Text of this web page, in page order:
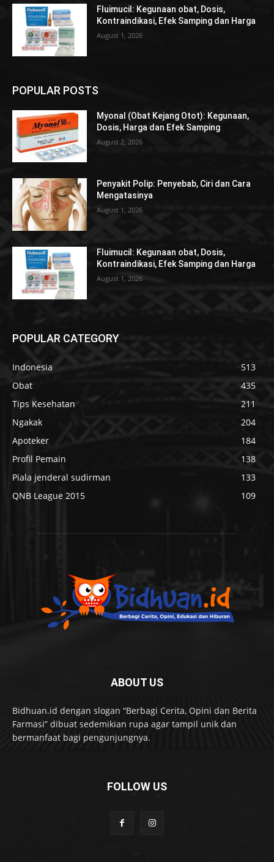
Fluimucil: Kegunaan obat, Dosis,
Kontraindikasi, Efek Samping dan Harga
August 1, 2026
POPULAR POSTS
Myonal (Obat Kejang Otot): Kegunaan,
Dosis, Harga dan Efek Samping
August 2, 2026
Penyakit Polip: Penyebab, Ciri dan Cara
Mengatasinya
August 1, 2026
Fluimucil: Kegunaan obat, Dosis,
Kontraindikasi, Efek Samping dan Harga
August 1, 2026
POPULAR CATEGORY
Indonesia
513
Obat
435
Tips Kesehatan
211
Ngakak
204
Apoteker
184
Profil Pemain
138
Piala jenderal sudirman
133
QNB League 2015
109
ABOUT US
Bidhuan.id dengan slogan “Berbagi Cerita, Opini dan Berita
Farmasi” dibuat sedemikian rupa agar tampil unik dan
bermanfaat bagi pengunjungnya.
FOLLOW US